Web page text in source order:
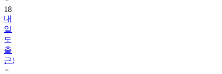
18
내
일
도
출
근!